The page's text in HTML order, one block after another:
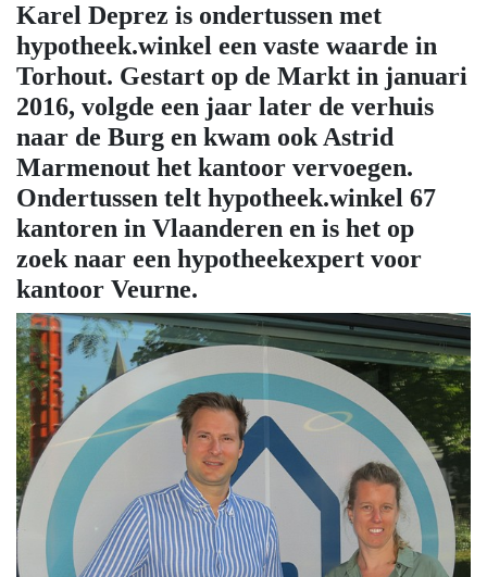
Karel Deprez is ondertussen met
hypotheek.winkel een vaste waarde in
Torhout. Gestart op de Markt in januari
2016, volgde een jaar later de verhuis
naar de Burg en kwam ook Astrid
Marmenout het kantoor vervoegen.
Ondertussen telt hypotheek.winkel 67
kantoren in Vlaanderen en is het op
zoek naar een hypotheekexpert voor
kantoor Veurne.